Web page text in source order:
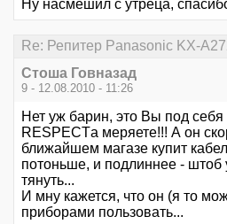
Ну насмешил с утреца,
Re: Репитер Panasonic KX-
Стоша Говназад
9 - 12.08.2010 - 11:26
Нет уж барин, это Вы под
RESPECTа меряете!!! А он
ближайшем магазе купит
потоньше, и подлиннее -
тянуть...
И мну кажется, что он (я то
приборами пользовать...